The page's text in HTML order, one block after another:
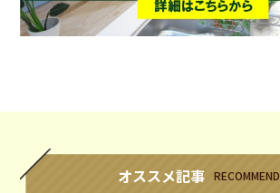
オススメ記事 RECOMMEND